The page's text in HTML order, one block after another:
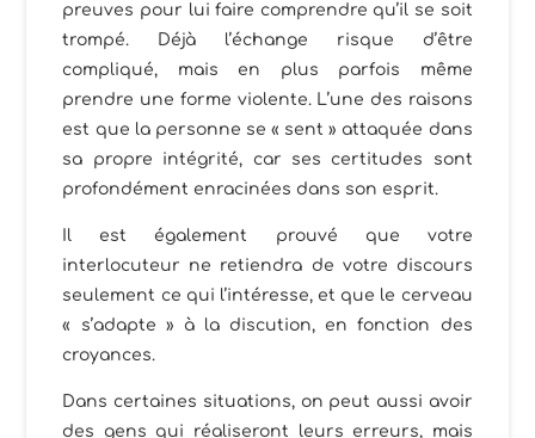
preuves pour lui faire comprendre qu’il se soit
trompé. Déjà l’échange risque d’être
compliqué, mais en plus parfois même
prendre une forme violente. L’une des raisons
est que la personne se « sent » attaquée dans
sa propre intégrité, car ses certitudes sont
profondément enracinées dans son esprit.
Il est également prouvé que votre
interlocuteur ne retiendra de votre discours
seulement ce qui l’intéresse, et que le cerveau
« s’adapte » à la discution, en fonction des
croyances.
Dans certaines situations, on peut aussi avoir
des gens qui réaliseront leurs erreurs, mais